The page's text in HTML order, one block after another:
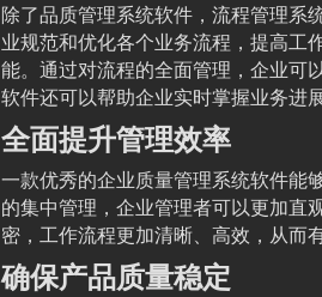
除了品质管理系统软件，流程管理系
业规范和优化各个业务流程，提高工
能。通过对流程的全面管理，企业可
软件还可以帮助企业实时掌握业务进
全面提升管理效率
一款优秀的企业质量管理系统软件能
的集中管理，企业管理者可以更加直
密，工作流程更加清晰、高效，从而
确保产品质量稳定